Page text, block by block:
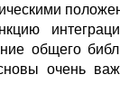
общего
очень